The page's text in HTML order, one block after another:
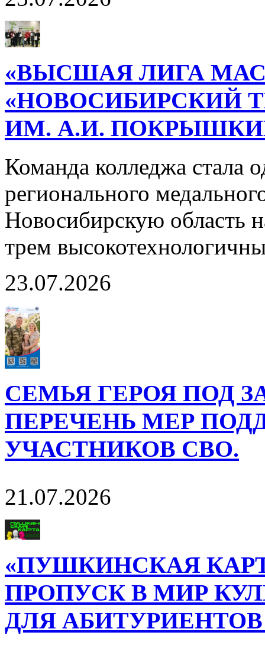
«ВЫСШАЯ ЛИГА
«НОВОСИБИРСКИЙ
ИМ. А.И.
Команда колледжа стала
регионального
Новосибирскую область
трем
23.07.2026
СЕМЬЯ ГЕРОЯ ПОД
ПЕРЕЧЕНЬ МЕР
УЧАСТНИКОВ СВО.
21.07.2026
«ПУШКИНСКАЯ
ПРОПУСК В МИР
ДЛЯ